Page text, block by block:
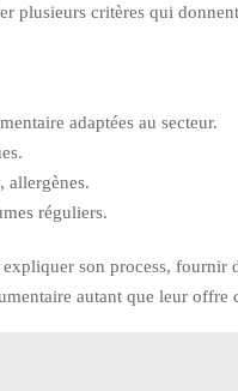
plusieurs critères qui
adaptées au secteur.
allergènes.
réguliers.
son process, fournir
autant que leur offre